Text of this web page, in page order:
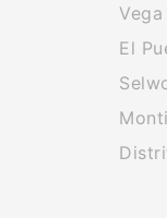
El